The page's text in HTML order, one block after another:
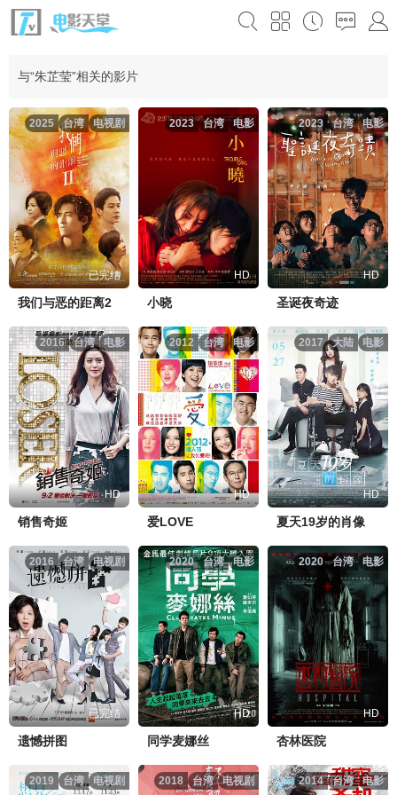
与“朱芷莹”相关的影片
电视剧
台湾
2025
已完结
我们与恶的距离2
电影
台湾
2023
HD
小晓
电影
台湾
2023
HD
圣诞夜奇迹
电影
台湾
2016
HD
销售奇姬
电影
台湾
2012
HD
爱LOVE
电影
大陆
2017
HD
夏天19岁的肖像
电视剧
台湾
2016
已完结
遗憾拼图
电影
台湾
2020
HD
同学麦娜丝
电影
台湾
2020
HD
杏林医院
电视剧
台湾
2019 电视剧
台湾
2018 电影
台湾
2014